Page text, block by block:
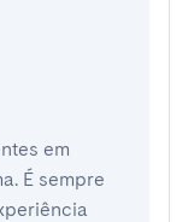
em
É sempre